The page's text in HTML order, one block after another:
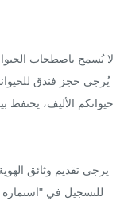
للتسجيل في "استمارة